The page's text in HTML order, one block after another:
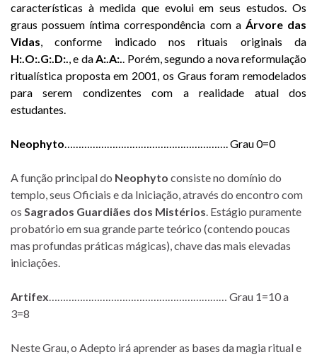
características à medida que evolui em seus estudos. Os
graus possuem íntima correspondência com a Árvore das
Vidas, conforme indicado nos rituais originais da
H:.O:.G:.D:., e daA:.A:.. Porém, segundo a nova reformulação
ritualística proposta em 2001, os Graus foram remodelados
para serem condizentes com a realidade atual dos
estudantes.
Neophyto…………………………………………………. Grau 0=0
A função principal do Neophyto consiste no domínio do
templo, seus Oficiais e da Iniciação, através do encontro com
os Sagrados Guardiães dos Mistérios. Estágio puramente
probatório em sua grande parte teórico (contendo poucas
mas profundas práticas mágicas), chave das mais elevadas
iniciações.
Artifex……………………………………………………… Grau 1=10 a
3=8
Neste Grau, o Adepto irá aprender as bases da magia ritual e